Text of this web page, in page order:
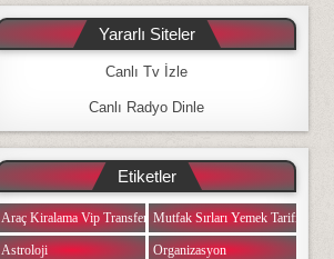
Yararlı Siteler
Canlı Tv İzle
Canlı Radyo Dinle
Etiketler
Araç Kiralama Vip Transfer
Astroloji
Mutfak Sırları Yemek Tarifi
Organizasyon